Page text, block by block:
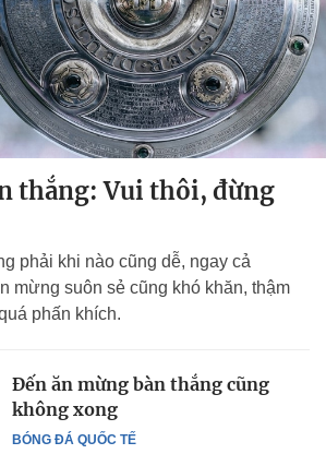
thắng: Vui thôi, đừng
phải khi nào cũng dễ, ngay cả
mừng suôn sẻ cũng khó khăn, thậm
phấn khích.
BÓNG ĐÁ QUỐC TẾ
Đến ăn mừng bàn thắng cũng
không xong